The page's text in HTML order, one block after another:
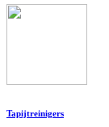
Tapijtreinigers